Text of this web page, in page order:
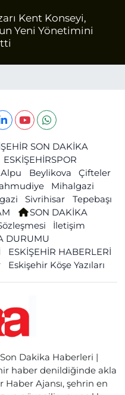
Kent Konseyi,
Yeni Yönetimini
SON DAKİKA
ESKİŞEHİRSPOR
Alpu Beylikova
Çifteler
Mihalgazi
Sivrihisar
Tepebaşı
SON DAKİKA
İletişim
DURUMU
ESKİŞEHİR HABERLERİ
Eskişehir Köşe Yazıları
Dakika Haberleri |
haber denildiğinde akla
Ajansı, şehrin en